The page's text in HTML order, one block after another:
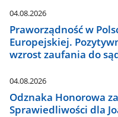
04.08.2026
Praworządność w
Europejskiej.
wzrost zaufania do
04.08.2026
Odznaka Honorowa
Sprawiedliwości dla